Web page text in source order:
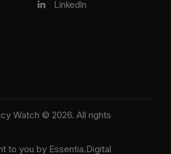
LinkedIn
Watch © 2026. All rights
to you by Essentia.Digital